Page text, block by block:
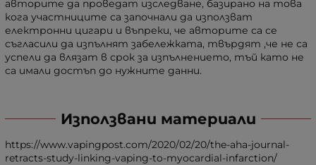
авторите да проведат изследване, базирано на това
кога участниците са започнали да използват
електронни цигари и въпреки, че авторите са се
съгласили да изпълнят забележката, твърдят ,че не са
успели да влязат в срок за изпълнението, тъй като не
са имали достъп до нужните данни.
Използвани материали
https://www.vapingpost.com/2020/02/20/the-aha-journal-
retracts-study-linking-vaping-to-myocardial-infarction/